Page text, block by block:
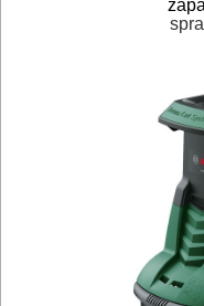
INSTALACYJNE,
KOMPRESORY